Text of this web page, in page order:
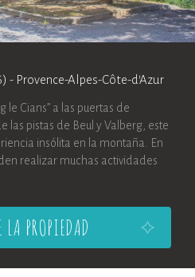
- Provence-Alpes-Côte-d’Azur
le Cians” a las puertas de
las pistas de Beul y Valberg, este
insólita en la montaña. En
realizar muchas actividades
LA PROPIEDAD